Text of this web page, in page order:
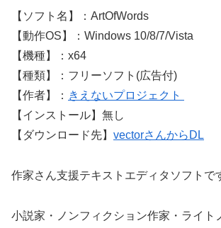
【ソフト名】：ArtOfWords
【動作OS】：Windows 10/8/7/Vista
【機種】：x64
【種類】：フリーソフト(広告付)
【作者】： きえないプロジェクト
【インストール】無し
【ダウンロード先】 vectorさんからDL
作家さん支援テキストエディタソフトで
小説家・ノンフィクション作家・ライト